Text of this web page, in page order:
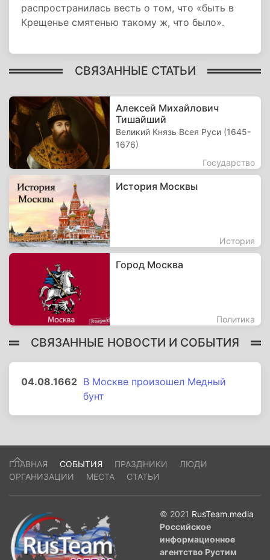
распространилась весть о том, что «быть в
Крещенье смятенью такому ж, что было».
СВЯЗАННЫЕ СТАТЬИ
Алексей Михайлович
Тишайший
Великий Князь Всея Руси (1645-
1676)
Государство
История Москвы
История
Город Москва
Политика
СВЯЗАННЫЕ НОВОСТИ И СОБЫТИЯ
04.08.1662 В Москве произошел Медный
бунт
ГЛАВНАЯ СОБЫТИЯ ПРАЗДНИКИ
ЛЮДИ
ОРГАНИЗАЦИИ
МЕСТА СТАТЬИ
© 2021 RusTeam.media
Российское
информационное
агентство Рустим